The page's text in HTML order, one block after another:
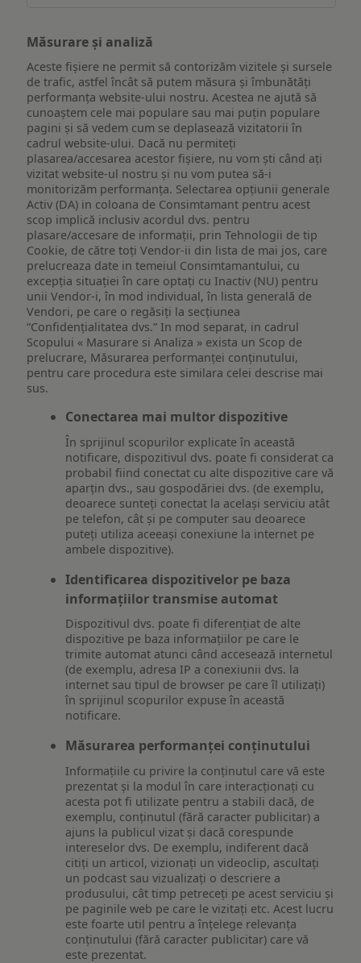
Măsurare și analiză
Aceste fișiere ne permit să contorizăm vizitele și sursele
de trafic, astfel încât să putem măsura și îmbunătăți
performanța website-ului nostru. Acestea ne ajută să
cunoaștem cele mai populare sau mai puțin populare
pagini și să vedem cum se deplasează vizitatorii în
cadrul website-ului. Dacă nu permiteți
plasarea/accesarea acestor fișiere, nu vom ști când ați
vizitat website-ul nostru și nu vom putea să-i
monitorizăm performanța. Selectarea opțiunii generale
Activ (DA) in coloana de Consimtamant pentru acest
scop implică inclusiv acordul dvs. pentru
plasare/accesare de informații, prin Tehnologii de tip
Cookie, de către toți Vendor-ii din lista de mai jos, care
prelucreaza date in temeiul Consimtamantului, cu
excepția situației în care optați cu Inactiv (NU) pentru
unii Vendor-i, în mod individual, în lista generală de
Vendori, pe care o regăsiți la secțiunea
“Confidențialitatea dvs.” In mod separat, in cadrul
Scopului « Masurare si Analiza » exista un Scop de
prelucrare, Măsurarea performanței conținutului,
pentru care procedura este similara celei descrise mai
sus.
Conectarea mai multor dispozitive
În sprijinul scopurilor explicate în această
notificare, dispozitivul dvs. poate fi considerat ca
probabil fiind conectat cu alte dispozitive care vă
aparțin dvs., sau gospodăriei dvs. (de exemplu,
deoarece sunteți conectat la același serviciu atât
pe telefon, cât și pe computer sau deoarece
puteți utiliza aceeași conexiune la internet pe
ambele dispozitive).
Identificarea dispozitivelor pe baza
informațiilor transmise automat
Dispozitivul dvs. poate fi diferențiat de alte
dispozitive pe baza informațiilor pe care le
trimite automat atunci când accesează internetul
(de exemplu, adresa IP a conexiunii dvs. la
internet sau tipul de browser pe care îl utilizați)
în sprijinul scopurilor expuse în această
notificare.
Măsurarea performanței conținutului
Informațiile cu privire la conținutul care vă este
prezentat și la modul în care interacționați cu
acesta pot fi utilizate pentru a stabili dacă, de
exemplu, conținutul (fără caracter publicitar) a
ajuns la publicul vizat și dacă corespunde
intereselor dvs. De exemplu, indiferent dacă
citiți un articol, vizionați un videoclip, ascultați
un podcast sau vizualizați o descriere a
produsului, cât timp petreceți pe acest serviciu și
pe paginile web pe care le vizitați etc. Acest lucru
este foarte util pentru a înțelege relevanța
conținutului (fără caracter publicitar) care vă
este prezentat.